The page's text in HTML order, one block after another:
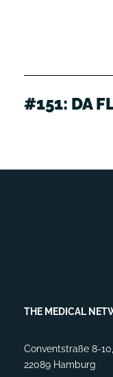
#151: DA
THE MEDICAL
Conventstraße 8-
22089 Hamburg